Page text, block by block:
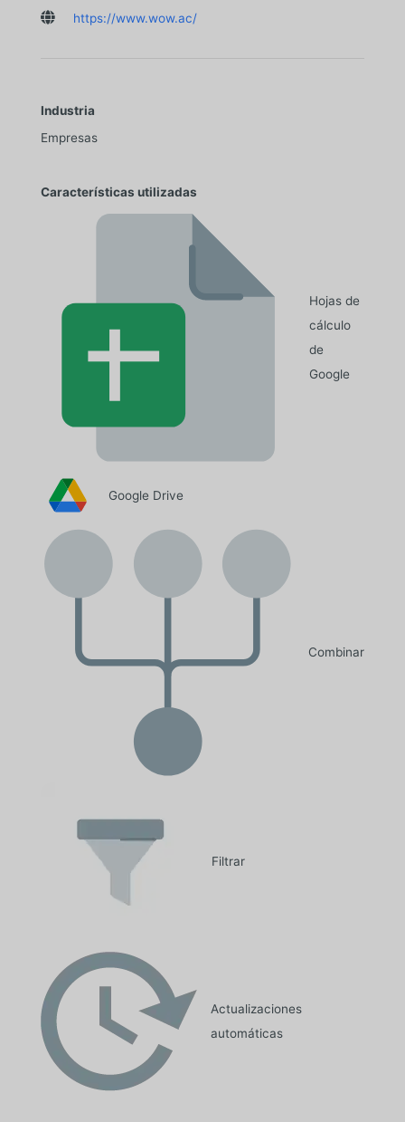
 https://www.wow.ac/
Industria
Empresas
Características utilizadas
Hojas de
cálculo
de
Google
Google Drive
Combinar
Filtrar
Actualizaciones
automáticas